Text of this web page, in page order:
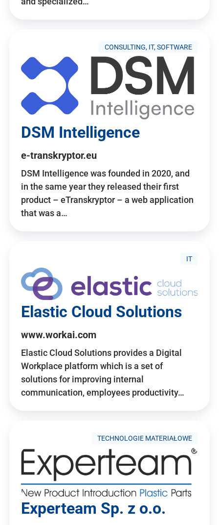
CONSULTING, IT, SOFTWARE
DSM Intelligence
e-transkryptor.eu
DSM Intelligence was founded in 2020, and
in the same year they released their first
product – eTranskryptor – a web application
that was a…
IT
Elastic Cloud Solutions
www.workai.com
Elastic Cloud Solutions provides a Digital
Workplace platform which is a set of
solutions for improving internal
communication, employees productivity…
TECHNOLOGIE MATERIAŁOWE
Experteam Sp. z o.o.